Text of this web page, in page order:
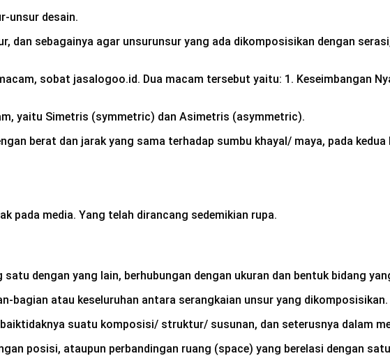
unsur desain.
dan sebagainya agar unsurunsur yang ada dikomposisikan dengan
sobat jasalogoo.id. Dua macam tersebut yaitu: 1. Keseimbangan
yaitu Simetris (symmetric) dan Asimetris (asymmetric).
berat dan jarak yang sama terhadap sumbu khayal/ maya, pada
pada media. Yang telah dirancang sedemikian rupa.
dengan yang lain, berhubungan dengan ukuran dan bentuk bidang
bagian atau keseluruhan antara serangkaian unsur yang dikomposisikan.
suatu komposisi/ struktur/ susunan, dan seterusnya dalam
posisi, ataupun perbandingan ruang (space) yang berelasi dengan